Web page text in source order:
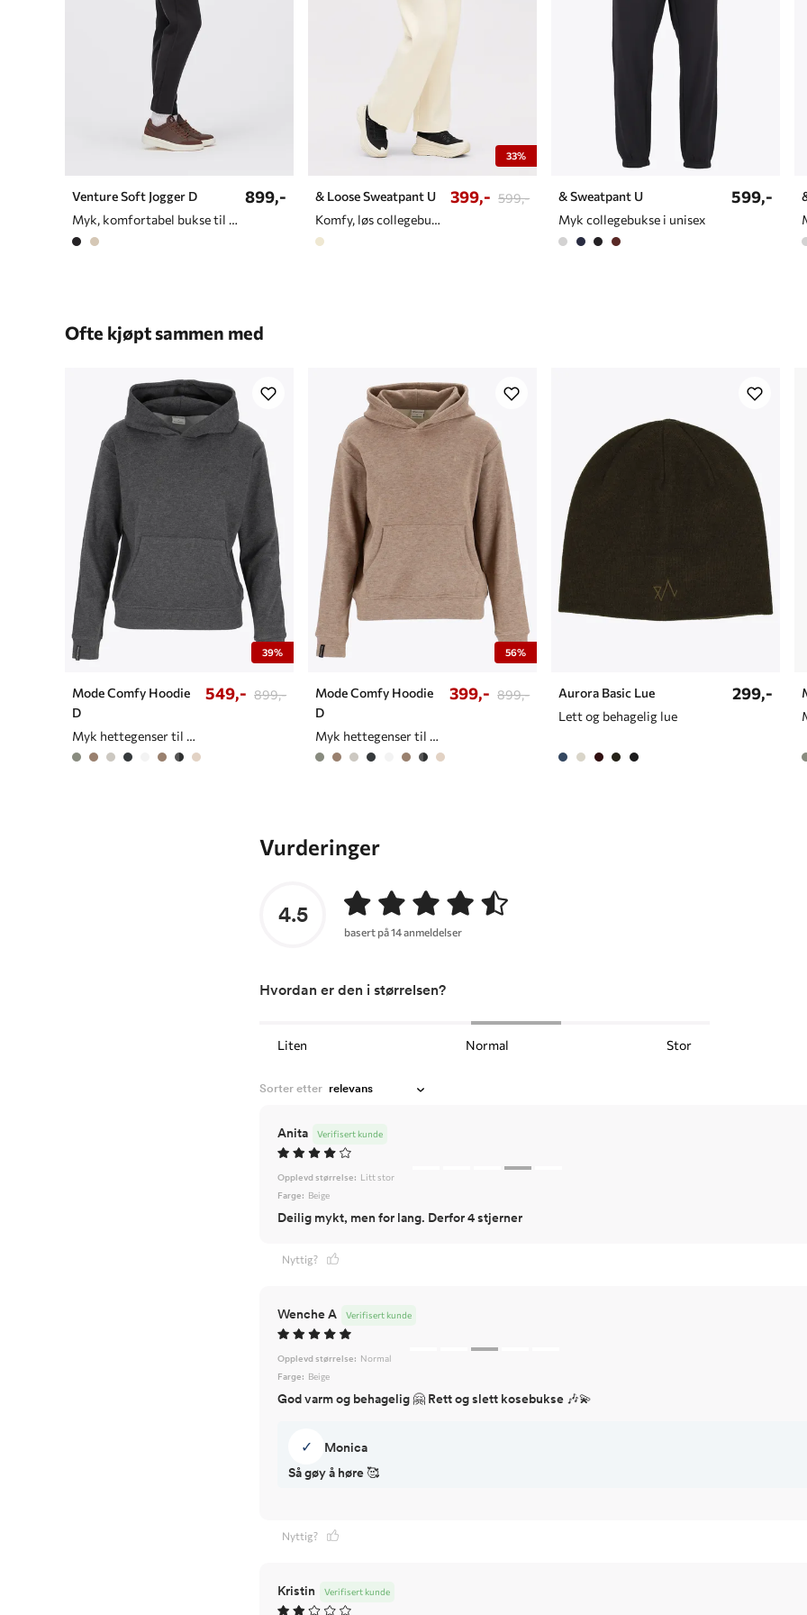
Venture Soft Jogger D
Myk, komfortabel bukse til dame
899,-
33%
& Loose Sweatpant U
Komfy, løs collegebukse med vide ben
399,- 599,-
& Sweatpant U
Myk collegebukse i unisex
599,-
Ofte kjøpt sammen med
39%
Mode Comfy Hoodie
D
Myk hettegenser til dame
549,- 899,-
56%
Mode Comfy Hoodie
D
Myk hettegenser til dame
399,- 899,-
Aurora Basic Lue
Lett og behagelig lue
299,-
Vurderinger
4.5
basert på 14 anmeldelser
Hvordan er den i størrelsen?
Liten Normal Stor
Sorter etter
Anita Verifisert kunde
Opplevd størrelse: Litt stor
Farge: Beige
Deilig mykt, men for lang. Derfor 4 stjerner
Nyttig?
Wenche A Verifisert kunde
Opplevd størrelse: Normal
Farge: Beige
God varm og behagelig 🤗 Rett og slett kosebukse 🎶💫
✓
Monica
Så gøy å høre 🥰
Nyttig?
Kristin Verifisert kunde